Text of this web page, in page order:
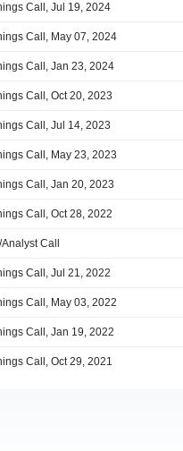
Call, Jul 19, 2024
Call, May 07, 2024
Call, Jan 23, 2024
Call, Oct 20, 2023
Call, Jul 14, 2023
Call, May 23, 2023
Call, Jan 20, 2023
Call, Oct 28, 2022
Call
Call, Jul 21, 2022
Call, May 03, 2022
Call, Jan 19, 2022
Call, Oct 29, 2021